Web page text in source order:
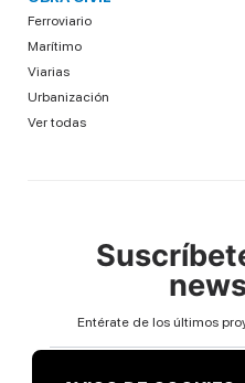
Ferroviario
Marítimo
Viarias
Urbanización
Ver todas
Entérate de los últimos